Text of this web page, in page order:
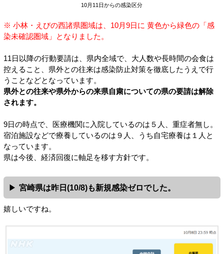
10月11日からの感染区分
※ 小林・えびの西諸県圏域は、10月9日に 黄色から緑色の「感
染未確認圏域」となりました。
11日以降の行動要請は、県内全域で、大人数や長時間の会食は
控えること、県外との往来は感染防止対策を徹底したうえで行
うことなどとなっています。
県外との往来や県外からの来県自粛についての県の要請は解除
されます。
9日の時点で、医療機関に入院しているのは５人、重症者無し。
宿泊施設などで療養しているのは９人、うち自宅療養は１人と
なっています。
県は今後、経済回復に軸足を移す方針です。
宮崎県は昨日(10/8)も新規感染ゼロでした。
嬉しいですね。